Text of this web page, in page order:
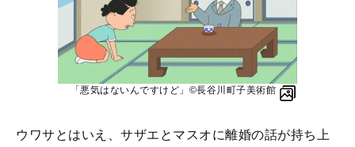
「悪気はないんですけど」©︎長谷川町子美術館
ウワサとはいえ、サザエとマスオに離婚の話が持ち上